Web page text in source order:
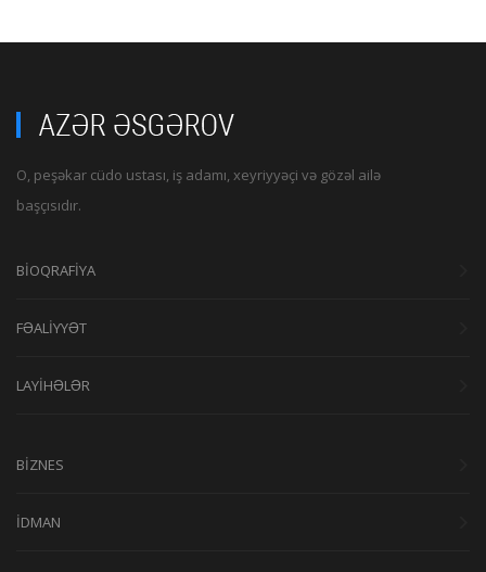
O, peşəkar cüdo ustası, iş adamı, xeyriyyəçi və gözəl ailə
başçısıdır.
BİOQRAFİYA
FƏALİYYƏT
LAYİHƏLƏR
BİZNES
İDMAN